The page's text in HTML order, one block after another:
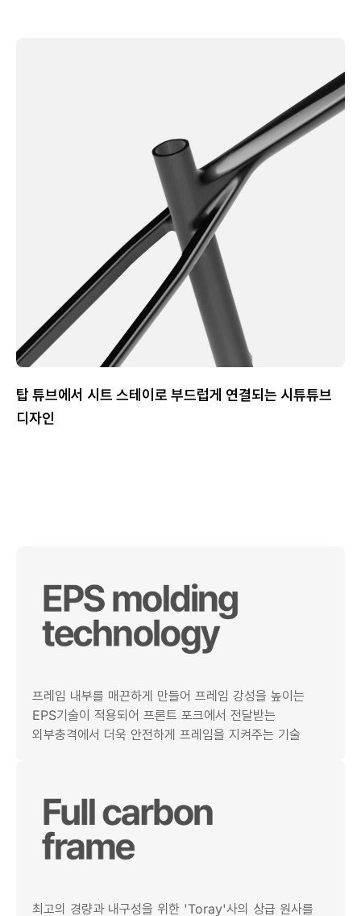
탑 튜브에서 시트 스테이로 부드럽게 연결되는 시튜튜브
디자인
프레임 내부를 매끈하게 만들어 프레임 강성을 높이는
EPS기술이 적용되어 프론트 포크에서 전달받는
외부충격에서 더욱 안전하게 프레임을 지켜주는 기술
최고의 경량과 내구성을 위한 'Toray'사의 상급 원사를